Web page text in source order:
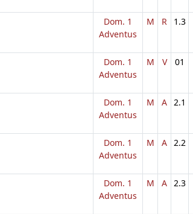
Dom. 1
Adventus
M R 1.3
Dom. 1
Adventus
M V 01
Dom. 1
Adventus
M A 2.1
Dom. 1
Adventus
M A 2.2
Dom. 1
Adventus
M A 2.3